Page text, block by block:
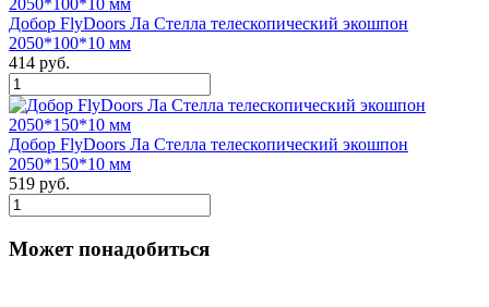
Добор FlyDoors Ла Стелла телескопический экошпон
2050*100*10 мм
414 руб.
Добор FlyDoors Ла Стелла телескопический экошпон
2050*150*10 мм
519 руб.
Может понадобиться